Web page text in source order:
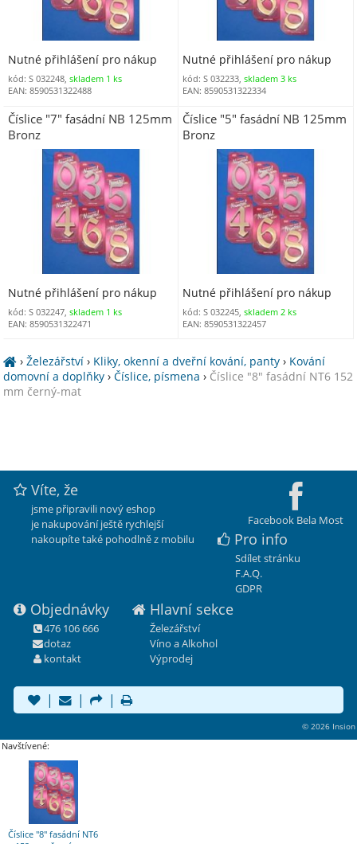
Nutné přihlášení pro nákup
kód: S 032248, skladem 1 ks
EAN: 8590531322488
Nutné přihlášení pro nákup
kód: S 032233,skladem 3 ks
EAN: 8590531322334
Číslice "7" fasádní NB 125mm
Bronz
Nutné přihlášení pro nákup
kód: S 032247, skladem 1 ks
EAN: 8590531322471
Číslice "5" fasádní NB 125mm
Bronz
Nutné přihlášení pro nákup
kód: S 032245,skladem 2 ks
EAN: 8590531322457
›Železářství › Kliky, okenní a dveřní kování, panty › Kování
domovní a doplňky ›Číslice, písmena › Číslice "8" fasádní NT6 152
mm černý-mat
Facebook Bela Most
Víte, že
jsme připravili nový eshop
je nakupování ještě rychlejší
nakoupíte také pohodlně z mobilu
Pro info
Sdílet stránku
F.A.Q.
GDPR
Objednávky
476 106 666
dotaz
kontakt
Hlavní sekce
Železářství
Víno a Alkohol
Výprodej
| | |
© 2026 Insion
Navštívené:
Číslice "8" fasádní NT6